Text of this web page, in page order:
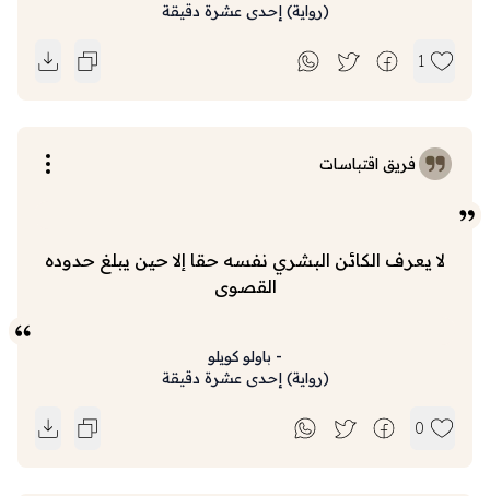
(رواية)إحدى عشرة دقيقة
1
فريق اقتباسات
لا يعرف الكائن البشري نفسه حقا إلا حين يبلغ حدوده
القصوى
- باولو كويلو
(رواية)إحدى عشرة دقيقة
0